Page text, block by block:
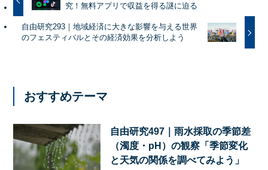
究！無料アプリで収益を得る謎に迫る
自由研究293｜地域経済に大きな影響を与える世界
のフェスティバルとその経済効果を分析しよう
おすすめテーマ
自由研究497｜雨水採取の季節差
（濁度・pH）の観察「季節変化
と天気の関係を調べてみよう」